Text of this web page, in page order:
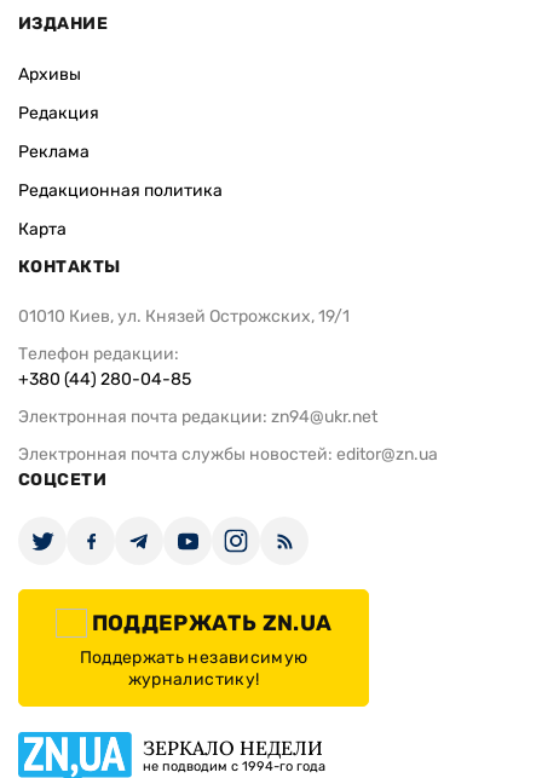
ИЗДАНИЕ
Архивы
Редакция
Реклама
Редакционная политика
Карта
КОНТАКТЫ
01010 Киев, ул. Князей Острожских, 19/1
Телефон редакции:
+380 (44) 280-04-85
Электронная почта редакции: zn94@ukr.net
Электронная почта службы новостей: editor@zn.ua
СОЦСЕТИ
ПОДДЕРЖАТЬ ZN.UA
Поддержать независимую
журналистику!
ЗЕРКАЛО НЕДЕЛИ
не подводим с 1994-го года